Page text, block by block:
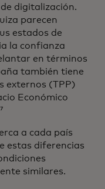
digitalización.
parecen
estados de
la confianza
en términos
también tiene
externos (TPP)
Económico
a cada país
estas diferencias
similares.